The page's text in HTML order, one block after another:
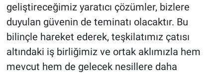
geliştireceğimiz yaratıcı çözümler, bizlere
duyulan güvenin de teminatı olacaktır. Bu
bilinçle hareket ederek, teşkilatımız çatısı
altındaki iş birliğimiz ve ortak aklımızla hem
mevcut hem de gelecek nesillere daha